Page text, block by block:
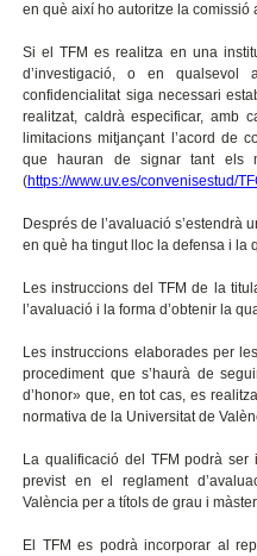
en què així ho autoritze la comissió
Si el TFM es realitza en una
d’investigació, o en
confidencialitat siga necessari
realitzat, caldrà especificar, amb
limitacions mitjançant l’acord de
que hauran de signar tant els
(https://www.uv.es/convenisestud/
Després de l’avaluació s’estendrà
en què ha tingut lloc la defensa i la
Les instruccions del TFM de la
l’avaluació i la forma d’obtenir la
Les instruccions elaborades per
procediment que s’haurà de
d’honor» que, en tot cas, es
normativa de la Universitat de
La qualificació del TFM podrà ser
previst en el reglament
València per a títols de grau i
El TFM es podrà incorporar al